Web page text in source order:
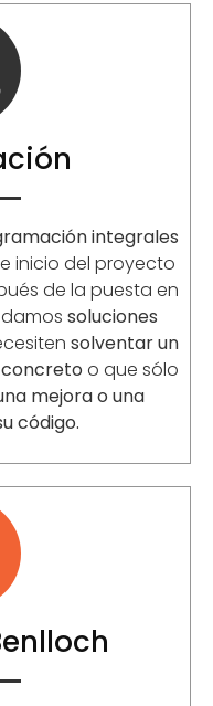
integrales
inicio del proyecto
de la puesta en
soluciones
solventar un
o que sólo
mejora o una
código.